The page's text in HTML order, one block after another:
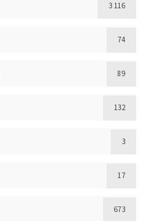
3 116
74
89
132
3
17
673